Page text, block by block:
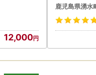
12,000
水 【栗太郎
鹿児島県湧水